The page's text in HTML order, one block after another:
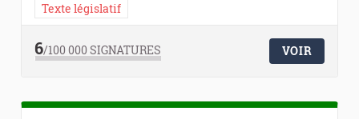
Texte législatif
6/100 000SIGNATURES VOIR